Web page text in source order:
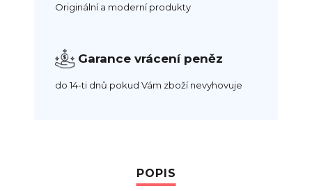
Originální a moderní produkty
Garance vrácení peněz
do 14-ti dnů pokud Vám zboží nevyhovuje